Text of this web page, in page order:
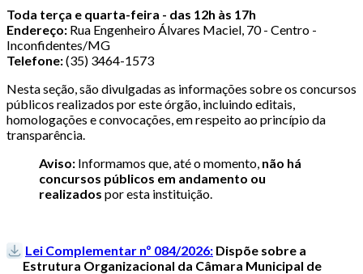
Toda terça e quarta-feira - das 12h às 17h
Endereço: Rua Engenheiro Álvares Maciel, 70 - Centro -
Inconfidentes/MG
Telefone:(35) 3464-1573
Nesta seção, são divulgadas as informações sobre os concursos
públicos realizados por este órgão, incluindo editais,
homologações e convocações, em respeito ao princípio da
transparência.
Aviso: Informamos que, até o momento, não há
concursos públicos em andamento ou
realizados por esta instituição.
Lei Complementar nº 084/2026: Dispõe sobre a
Estrutura Organizacional da Câmara Municipal de